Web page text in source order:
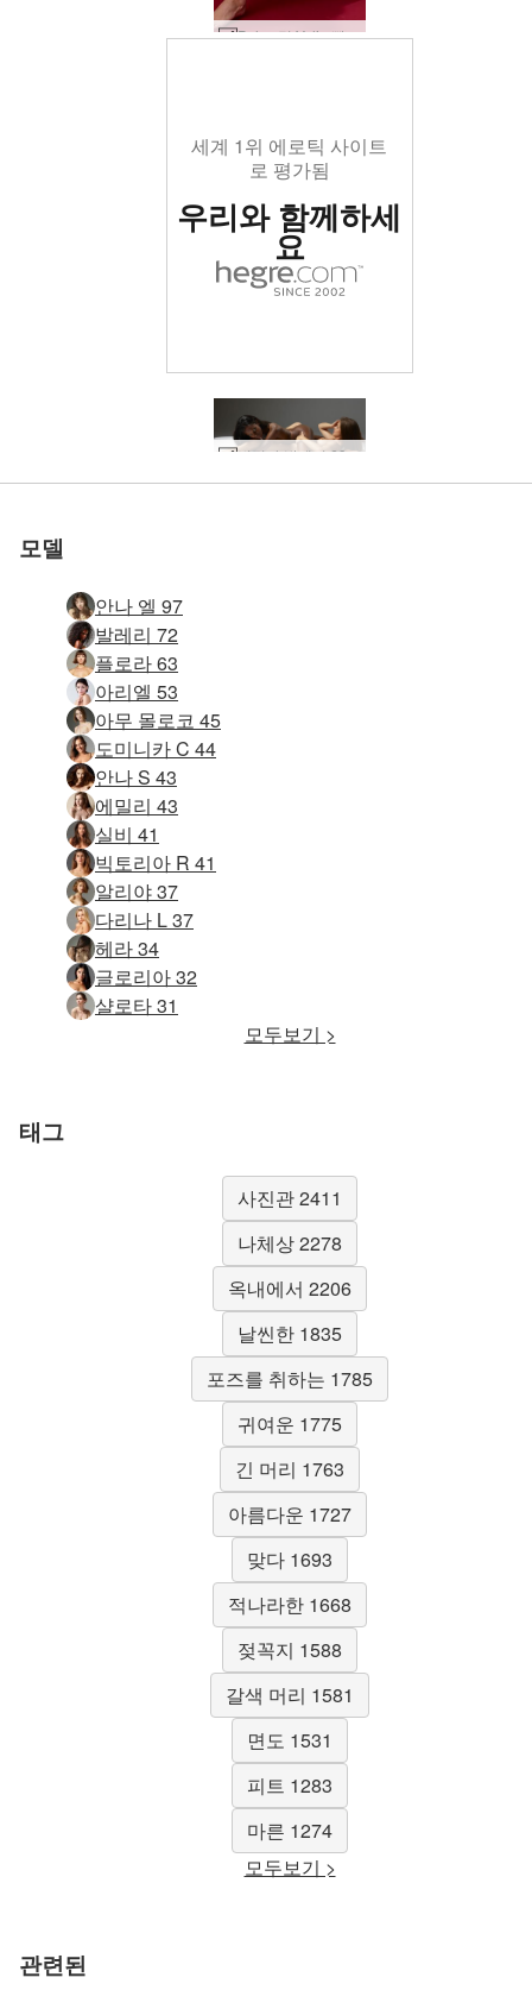
Polya 및 Yulia 빨간색 반사 #60
세계 1위 에로틱 사이트
로 평가됨
우리와 함께하세
요
변덕과 발레리 69 #1
코나타와 룰루 교토 게이코스 #55
카프리스 키키 실비 여신 #51
코나타와 룰루 교토 게이코스 #27
Anna S and Muriel 아메리칸 어패럴 언더웨어 #61
클로버 에로틱 탄트라 마사지 part2 #37
세계 1위 에로틱 사이트
로 평가됨
우리와 함께하세
요
폴리아와 율리아 핫시트 #64
글로리아와 니콜 여자 친구 #9
Caprice와 Valerie 프로토타입 #80
Alya와 Oksi 누드 모델 #3
클로버 에로틱 탄트라 마사지 part2 #65
Yulia와 Polya 동기화 #70
세계 1위 에로틱 사이트
로 평가됨
우리와 함께하세
요
Yulia와 Polya 동기화 #78
캐롤리나 푸마 양말 #43
Krista Lysa Ruslana 트리오 #33
캐롤리나 푸마 양말 #51
글로리아와 니콜 적나라한 진실 #21
Alya와 Oksi 에로틱 판타지 #8
세계 1위 에로틱 사이트
로 평가됨
우리와 함께하세
요
글로리아와 니콜 슬라이딩 및 글라이딩 #21
글로리아와 니콜 적나라한 진실 #9
Alya Part1의 Emily와 Milena 하이 키 #21
Caprice Kiki Silvie 감질나게 트리오 #50
Alya Part1의 Emily와 Milena 하이 키 #37
글로리아와 니콜 적나라한 진실 #29
카프리스 녹는 얼음 #45
Alya Part1의 Emily와 Milena 하이 키 #61
글로리아와 니콜 여자 친구 #1
코나타와 루루 초밥과 콩 #18
세계 1위 에로틱 사이트
로 평가됨
우리와 함께하세
요
Lola와 Mya 여자 친구 #12
아리엘과 알렉스 친밀감 #4
Hannah 스튜디오 누드 #26지아와 이스타의 관능적인 오르가즘 여정 #26
Lola와 Mya 여자 친구 #36
테티 소개 #22
세계 1위 에로틱 사이트
로 평가됨
우리와 함께하세
요
폴리아와 율리아 핫시트 #112
글로리아 마사지 니콜 #12
폴리아와 율리아 핫시트 #76
마야 메이헴 #13니콜렛 머드 마스크 #15
율리아와 폴리아 듀오 #26
세계 1위 에로틱 사이트
로 평가됨
우리와 함께하세
요
마야 메이헴 #9
모델
안나 엘 97
발레리 72
플로라 63
아리엘 53
아무 몰로코 45
도미니카 C 44
안나 S 43
에밀리 43
실비 41
빅토리아 R 41
알리야 37
다리나 L 37
헤라 34
글로리아 32
샬로타 31
모두보기 >
태그
사진관 2411
나체상 2278
옥내에서 2206
날씬한 1835
포즈를 취하는 1785
귀여운 1775
긴 머리 1763
아름다운 1727
맞다 1693
적나라한 1668
젖꼭지 1588
갈색 머리 1581
면도 1531
피트 1283
마른 1274
모두보기 >
관련된